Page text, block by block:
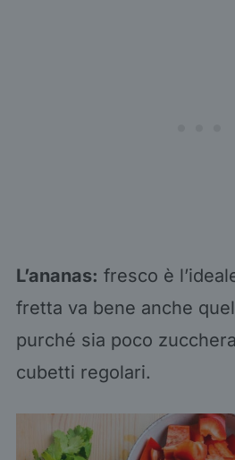
L’ananas: fresco è
fretta va bene anche
purché sia poco
cubetti regolari.